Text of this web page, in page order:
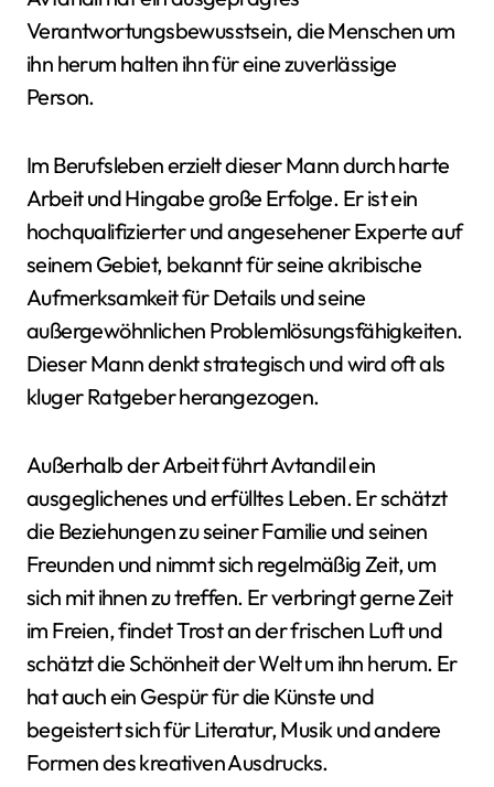
Verantwortungsbewusstsein, die Menschen um
ihn herum halten ihn für eine zuverlässige
Person.
Im Berufsleben erzielt dieser Mann durch harte
Arbeit und Hingabe große Erfolge. Er ist ein
hochqualifizierter und angesehener Experte auf
seinem Gebiet, bekannt für seine akribische
Aufmerksamkeit für Details und seine
außergewöhnlichen Problemlösungsfähigkeiten.
Dieser Mann denkt strategisch und wird oft als
kluger Ratgeber herangezogen.
Außerhalb der Arbeit führt Avtandil ein
ausgeglichenes und erfülltes Leben. Er schätzt
die Beziehungen zu seiner Familie und seinen
Freunden und nimmt sich regelmäßig Zeit, um
sich mit ihnen zu treffen. Er verbringt gerne Zeit
im Freien, findet Trost an der frischen Luft und
schätzt die Schönheit der Welt um ihn herum. Er
hat auch ein Gespür für die Künste und
begeistert sich für Literatur, Musik und andere
Formen des kreativen Ausdrucks.